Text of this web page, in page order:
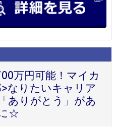
万円可能！マイカ
なりたいキャリア
ありがとう」があ
☆